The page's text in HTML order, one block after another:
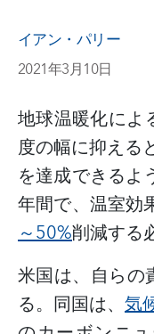
イアン・パリー
2021年3月10日
地球温暖化によ
度の幅に抑える
を達成できるよ
年間で、温室効
～50%削減する
米国は、自らの
る。同国は、 気